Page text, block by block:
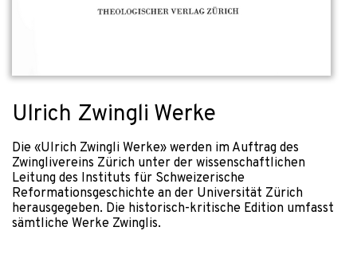
Ulrich Zwingli Werke
Die «Ulrich Zwingli Werke» werden im Auftrag des
Zwinglivereins Zürich unter der wissenschaftlichen
Leitung des Instituts für Schweizerische
Reformationsgeschichte an der Universität Zürich
herausgegeben. Die historisch-kritische Edition umfasst
sämtliche Werke Zwinglis.